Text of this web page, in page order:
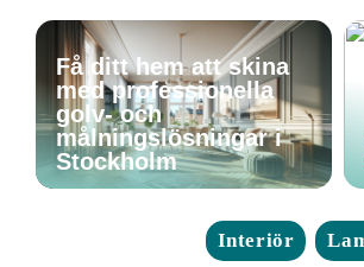
Få ditt hem att skina
med professionella
golv- och
målningslösningar i
Stockholm
Interiör